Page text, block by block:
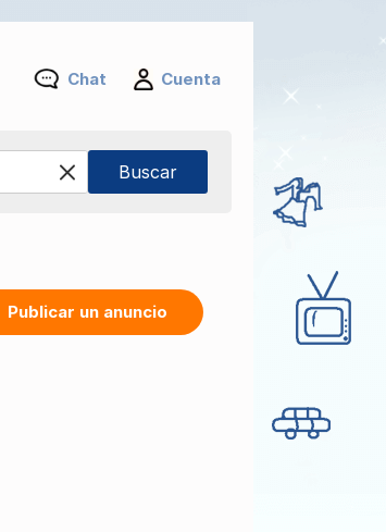
Chat Cuenta
Publicar un anuncio